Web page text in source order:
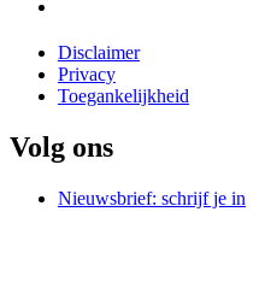
Disclaimer
Privacy
Toegankelijkheid
Volg ons
Nieuwsbrief: schrijf je in